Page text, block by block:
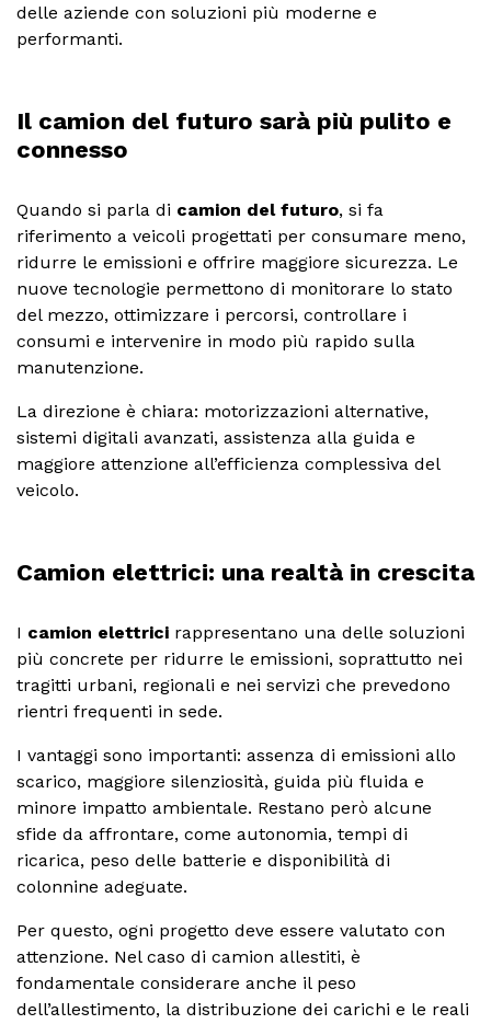
delle aziende con soluzioni più moderne e
performanti.
Il camion del futuro sarà più pulito e
connesso
Quando si parla di camion del futuro, si fa
riferimento a veicoli progettati per consumare meno,
ridurre le emissioni e offrire maggiore sicurezza. Le
nuove tecnologie permettono di monitorare lo stato
del mezzo, ottimizzare i percorsi, controllare i
consumi e intervenire in modo più rapido sulla
manutenzione.
La direzione è chiara: motorizzazioni alternative,
sistemi digitali avanzati, assistenza alla guida e
maggiore attenzione all’efficienza complessiva del
veicolo.
Camion elettrici: una realtà in crescita
I camion elettrici rappresentano una delle soluzioni
più concrete per ridurre le emissioni, soprattutto nei
tragitti urbani, regionali e nei servizi che prevedono
rientri frequenti in sede.
I vantaggi sono importanti: assenza di emissioni allo
scarico, maggiore silenziosità, guida più fluida e
minore impatto ambientale. Restano però alcune
sfide da affrontare, come autonomia, tempi di
ricarica, peso delle batterie e disponibilità di
colonnine adeguate.
Per questo, ogni progetto deve essere valutato con
attenzione. Nel caso di camion allestiti, è
fondamentale considerare anche il peso
dell’allestimento, la distribuzione dei carichi e le reali